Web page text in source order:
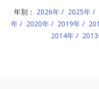
年別： 2026年 2025年
年
2020年 2019年
2014年